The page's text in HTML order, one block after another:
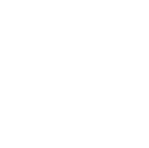
дизайну и